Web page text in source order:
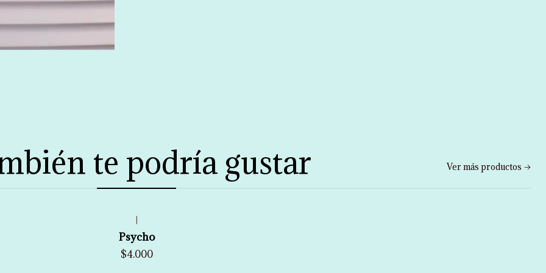
te podría gustar Ver más productos
Psycho
$4.000